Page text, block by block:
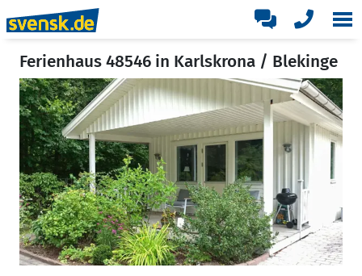
Ferienhaus 48546 in Karlskrona / Blekinge